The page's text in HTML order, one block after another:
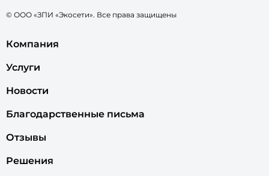
© ООО «ЗПИ «Экосети». Все права защищены
Компания
Услуги
Новости
Благодарственные письма
Отзывы
Решения